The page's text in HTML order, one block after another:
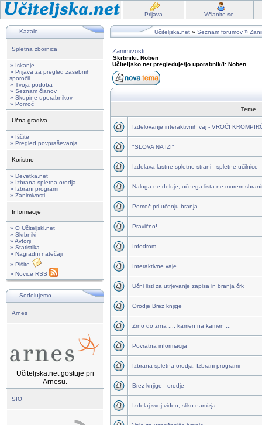
Prijava Včlanite se
Kazalo
Spletna zbornica
» Iskanje
» Prijava za pregled zasebnih
sporočil
» Tvoja podoba
» Seznam članov
» Skupine uporabnikov
» Pomoč
Učna gradiva
» Iščite
» Pregled povpraševanja
Koristno
» Devetka.net
» Izbrana spletna orodja
» Izbrani programi
» Zanimivosti
Informacije
» O Učiteljski.net
» Skrbniki
» Avtorji
» Statistika
» Nagradni natečaji
» Pišite
» Novice RSS
Sodelujemo
Arnes
Učiteljska.net gostuje pri
Arnesu.
SIO
Učiteljska.net » Seznam forumov »
Zanimivosti
Skrbniki: Noben
Učiteljsko.net pregleduje/jo uporabnik/i: Noben
Teme
Izdelovanje interaktivnih vaj - VROČI
"SLOVA NA IZI"
Izdelava lastne spletne strani - spletne učilnice
Naloga ne deluje, učnega lista ne morem
Pomoč pri učenju branja
Pravično!
Infodrom
Interaktivne vaje
Učni listi za utrjevanje zapisa in branja črk
Orodje Brez knjige
Zrno do zrna ..., kamen na kamen ...
Povratna informacija
Izbrana spletna orodja, Izbrani programi
Brez knjige - orodje
Izdelaj svoj video, sliko namizja ...